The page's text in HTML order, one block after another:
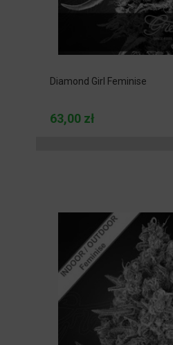
Diamond Girl Feminise
63,00 zł